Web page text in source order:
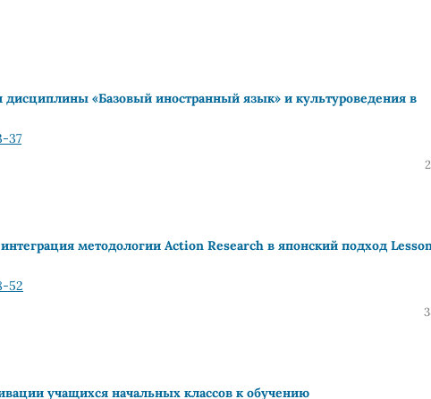
дисциплины «Базовый иностранный язык» и культуроведения в
37
методологии Action Research в японский подход
52
учащихся начальных классов к обучению